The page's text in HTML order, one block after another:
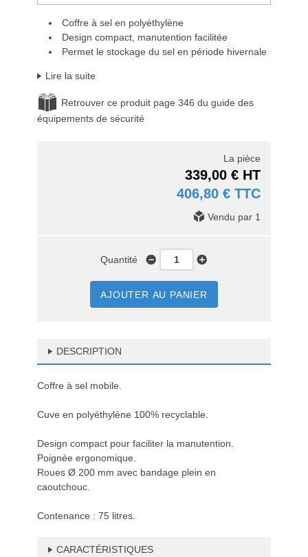
Coffre à sel en polyéthylène
Design compact, manutention facilitée
Permet le stockage du sel en période hivernale
Lire la suite
Retrouver ce produit page 346 du guide des
équipements de sécurité
La pièce
339,00 € HT
406,80 € TTC
Vendu par 1
Quantité
AJOUTER AU PANIER
DESCRIPTION
Coffre à sel mobile.
Cuve en polyéthylène 100% recyclable.
Design compact pour faciliter la manutention.
Poignée ergonomique.
Roues Ø 200 mm avec bandage plein en
caoutchouc.
Contenance : 75 litres.
CARACTÉRISTIQUES